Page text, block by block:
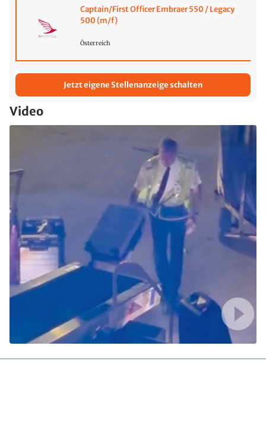
Captain/First Officer Embraer 550 / Legacy
500 (m/f)
Österreich
Jetzt eigene Stellenanzeige schalten
Video